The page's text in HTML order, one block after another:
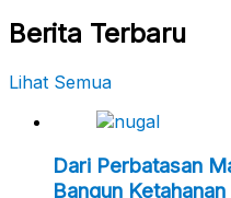
Berita Terbaru
Lihat Semua
Dari Perbatasan
Bangun